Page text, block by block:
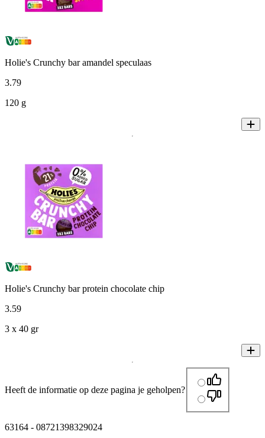
Holie's Crunchy bar amandel speculaas
3.79
120 g
Holie's Crunchy bar protein chocolate chip
3.59
3 x 40 gr
Heeft de informatie op deze pagina je geholpen?
63164 - 08721398329024